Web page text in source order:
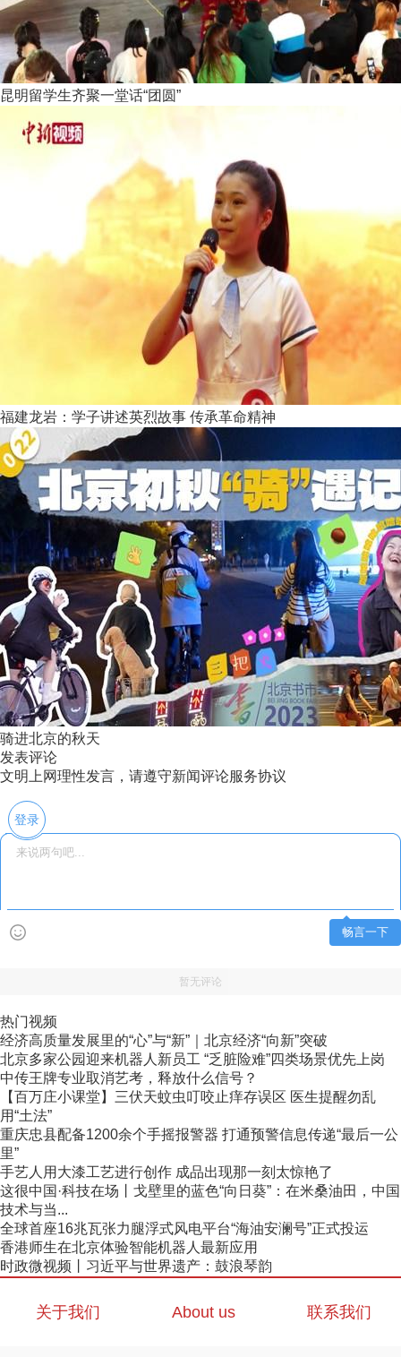
昆明留学生齐聚一堂话“团圆”
福建龙岩：学子讲述英烈故事 传承革命精神
骑进北京的秋天
发表评论
文明上网理性发言，请遵守新闻评论服务协议
登录
畅言一下
暂无评论
热门视频
经济高质量发展里的“心”与“新”｜北京经济“向新”突破
北京多家公园迎来机器人新员工 “乏脏险难”四类场景优先上岗
中传王牌专业取消艺考，释放什么信号？
【百万庄小课堂】三伏天蚊虫叮咬止痒存误区 医生提醒勿乱
用“土法”
重庆忠县配备1200余个手摇报警器 打通预警信息传递“最后一公
里”
手艺人用大漆工艺进行创作 成品出现那一刻太惊艳了
这很中国·科技在场丨戈壁里的蓝色“向日葵”：在米桑油田，中国
技术与当...
全球首座16兆瓦张力腿浮式风电平台“海油安澜号”正式投运
香港师生在北京体验智能机器人最新应用
时政微视频丨习近平与世界遗产：鼓浪琴韵
关于我们 About us 联系我们